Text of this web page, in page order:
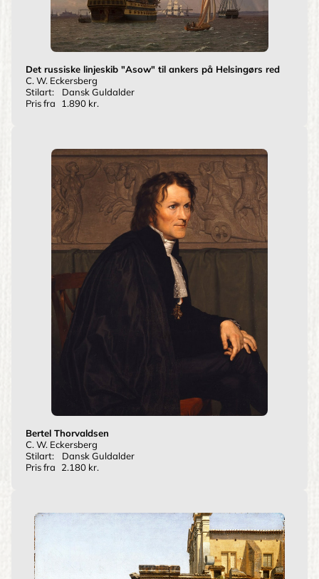
Det russiske linjeskib "Asow" til ankers på Helsingørs red
C. W. Eckersberg
Stilart:
Dansk Guldalder
Pris fra
1.890 kr.
Bertel Thorvaldsen
C. W. Eckersberg
Stilart:
Dansk Guldalder
Pris fra
2.180 kr.